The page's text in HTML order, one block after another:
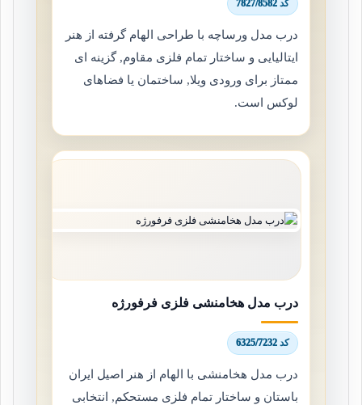
کد 7827/8582
درب مدل ورساچه با طراحی الهام گرفته از هنر
ایتالیایی و ساختار تمام فلزی مقاوم, گزینه ای
ممتاز برای ورودی ویلا, ساختمان یا فضاهای
لوکس است.
درب مدل هخامنشی فلزی فرفورژه
کد 6325/7232
درب مدل هخامنشی با الهام از هنر اصیل ایران
باستان و ساختار تمام فلزی مستحکم, انتخابی